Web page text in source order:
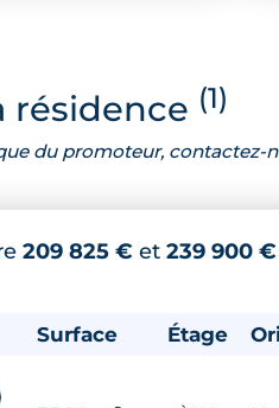
résidence (1)
du promoteur,
209 825 € et 239 900 €
Surface Étage